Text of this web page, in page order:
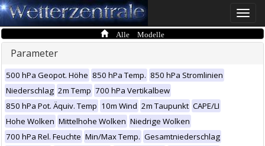
Toggle
Alle Modelle
Parameter
500 hPa Geopot. Höhe 850 hPa Temp. 850 hPa Stromlinien
Niederschlag 2m Temp 700 hPa Vertikalbew
850 hPa Pot. Äquiv. Temp 10m Wind 2m Taupunkt CAPE/LI
Hohe Wolken Mittelhohe Wolken Niedrige Wolken
700 hPa Rel. Feuchte Min/Max Temp. Gesamtniederschlag